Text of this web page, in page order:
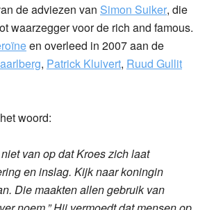
de adviezen van Simon Suiker, die
waarzegger voor de rich and famous.
en overleed in 2007 aan de
, Patrick Kluivert, Ruud Gullit
woord:
van op dat Kroes zich laat
en inslag. Kijk naar koningin
Die maakten allen gebruik van